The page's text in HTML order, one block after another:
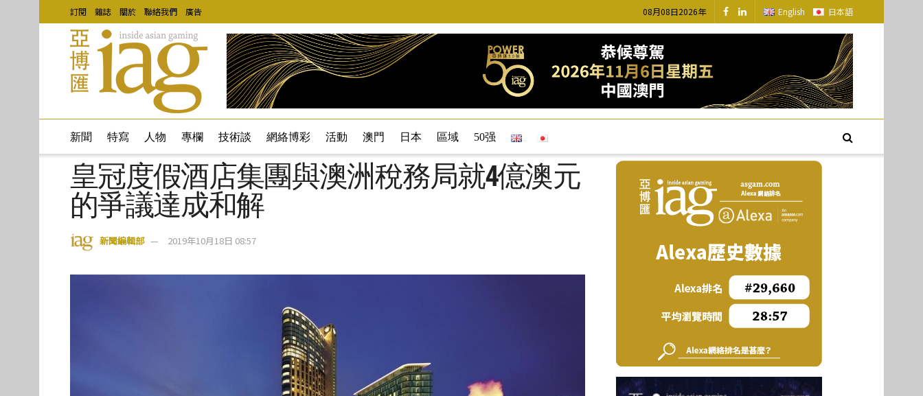
訂閱 雜誌 關於 聯絡我們 廣告 08月08日2026年 English 日本語
新聞 特寫 人物 專欄 技術談 網絡博彩 活動 澳門 日本 區域 50强
皇冠度假酒店集團與澳洲稅務局就4億澳元
的爭議達成和解
新聞編輯部 2019年10月18日 08:57